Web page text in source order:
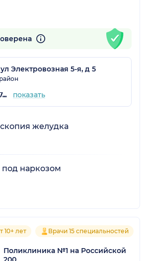
Электровозная 5-я, д 5
+7 (351) 729-87-57 показать
желудка
под наркозом
10+ лет Врачи 15 специальностей
Поликлиника №1 на Российской